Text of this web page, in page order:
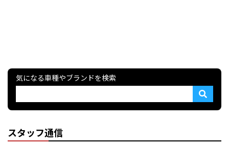
気になる車種やブランドを検索
スタッフ通信